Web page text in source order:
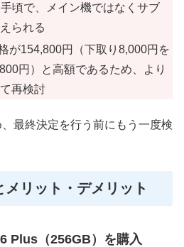
頃で、メイン機ではなくサブ
られる
が154,800円（下取り8,000円を
円）と高額であるため、より
再検討
最終決定を行う前にもう一度検
リット・デメリット
Plus（256GB）を購入